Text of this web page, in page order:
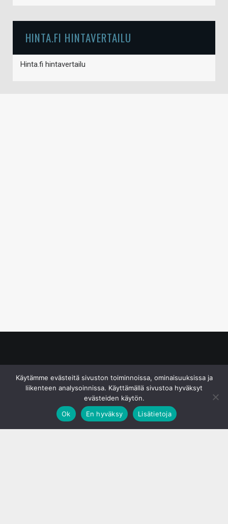
HINTA.FI HINTAVERTAILU
Hinta.fi hintavertailu
Käytämme evästeitä sivuston toiminnoissa, ominaisuuksissa ja
liikenteen analysoinnissa. Käyttämällä sivustoa hyväksyt
evästeiden käytön.
Ok
En hyväksy Lisätietoja